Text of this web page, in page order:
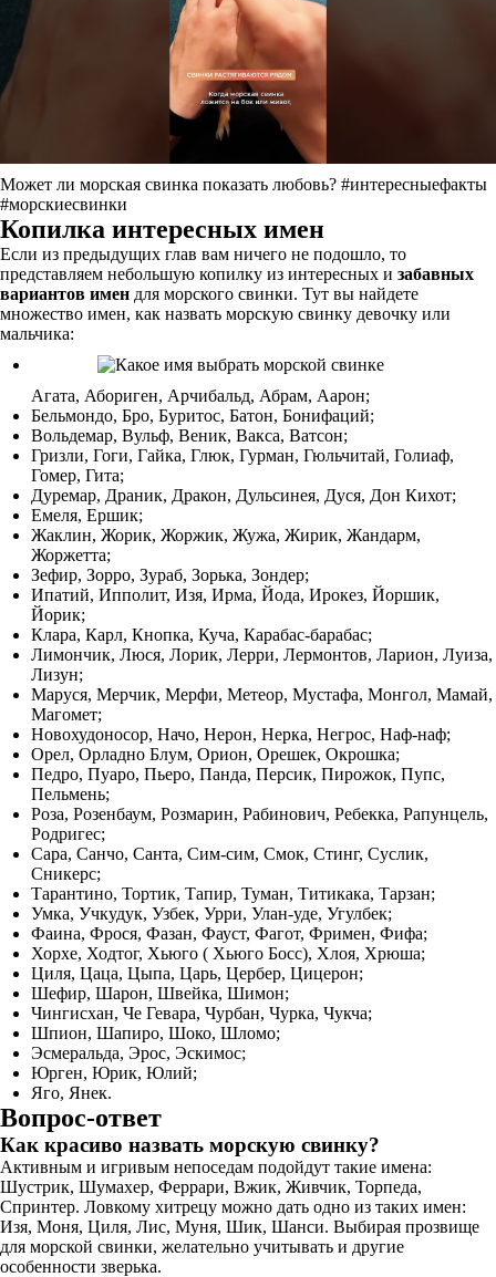
Может ли морская свинка показать любовь? #интересныефакты
#морскиесвинки
Копилка интересных имен
Если из предыдущих глав вам ничего не подошло, то
представляем небольшую копилку из интересных и забавных
вариантов имен для морского свинки. Тут вы найдете
множество имен, как назвать морскую свинку девочку или
мальчика:
Агата, Абориген, Арчибальд, Абрам, Аарон;
Бельмондо, Бро, Буритос, Батон, Бонифаций;
Вольдемар, Вульф, Веник, Вакса, Ватсон;
Гризли, Гоги, Гайка, Глюк, Гурман, Гюльчитай, Голиаф,
Гомер, Гита;
Дуремар, Драник, Дракон, Дульсинея, Дуся, Дон Кихот;
Емеля, Ершик;
Жаклин, Жорик, Жоржик, Жужа, Жирик, Жандарм,
Жоржетта;
Зефир, Зорро, Зураб, Зорька, Зондер;
Ипатий, Ипполит, Изя, Ирма, Йода, Ирокез, Йоршик,
Йорик;
Клара, Карл, Кнопка, Куча, Карабас-барабас;
Лимончик, Люся, Лорик, Лерри, Лермонтов, Ларион, Луиза,
Лизун;
Маруся, Мерчик, Мерфи, Метеор, Мустафа, Монгол, Мамай,
Магомет;
Новохудоносор, Начо, Нерон, Нерка, Негрос, Наф-наф;
Орел, Орладно Блум, Орион, Орешек, Окрошка;
Педро, Пуаро, Пьеро, Панда, Персик, Пирожок, Пупс,
Пельмень;
Роза, Розенбаум, Розмарин, Рабинович, Ребекка, Рапунцель,
Родригес;
Сара, Санчо, Санта, Сим-сим, Смок, Стинг, Суслик,
Сникерс;
Тарантино, Тортик, Тапир, Туман, Титикака, Тарзан;
Умка, Учкудук, Узбек, Урри, Улан-уде, Угулбек;
Фаина, Фрося, Фазан, Фауст, Фагот, Фримен, Фифа;
Хорхе, Ходтог, Хьюго ( Хьюго Босс), Хлоя, Хрюша;
Циля, Цаца, Цыпа, Царь, Цербер, Цицерон;
Шефир, Шарон, Швейка, Шимон;
Чингисхан, Че Гевара, Чурбан, Чурка, Чукча;
Шпион, Шапиро, Шоко, Шломо;
Эсмеральда, Эрос, Эскимос;
Юрген, Юрик, Юлий;
Яго, Янек.
Вопрос-ответ
Как красиво назвать морскую свинку?
Активным и игривым непоседам подойдут такие имена:
Шустрик, Шумахер, Феррари, Вжик, Живчик, Торпеда,
Спринтер. Ловкому хитрецу можно дать одно из таких имен:
Изя, Моня, Циля, Лис, Муня, Шик, Шанси. Выбирая прозвище
для морской свинки, желательно учитывать и другие
особенности зверька.